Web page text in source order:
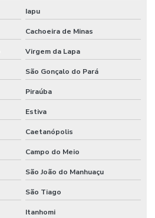
Iapu
Cachoeira de Minas
Virgem da Lapa
São Gonçalo do Pará
Piraúba
Estiva
Caetanópolis
Campo do Meio
São João do Manhuaçu
São Tiago
Itanhomi